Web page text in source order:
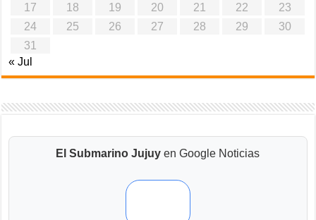
17
18 19 20 21 22
23
24
25 26 27 28 29
30
31
« Jul
El Submarino Jujuy en Google Noticias